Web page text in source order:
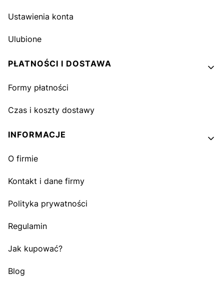
Ustawienia konta
Ulubione
PŁATNOŚCI I DOSTAWA
Formy płatności
Czas i koszty dostawy
INFORMACJE
O firmie
Kontakt i dane firmy
Polityka prywatności
Regulamin
Jak kupować?
Blog